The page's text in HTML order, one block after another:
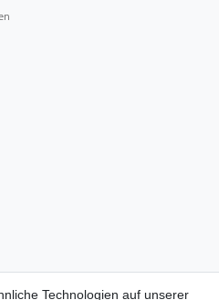
Technologien auf unserer